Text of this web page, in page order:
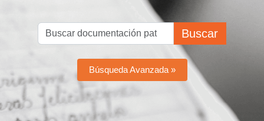
Buscar
Búsqueda Avanzada »